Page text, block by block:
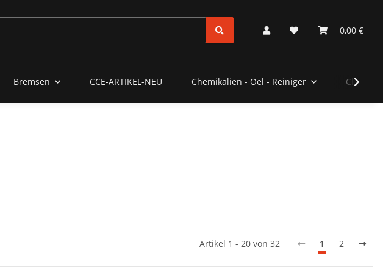
0,00 €
Bremsen CCE-ARTIKEL-NEU Chemikalien - Oel - Reiniger
Artikel 1 - 20 von 32 1 2